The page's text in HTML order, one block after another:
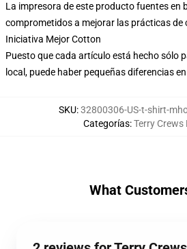
La impresora de este producto fuentes en
comprometidos a mejorar las prácticas de
Iniciativa Mejor Cotton
Puesto que cada artículo está hecho sólo
local, puede haber pequeñas diferencias
SKU:32800306-US-t-shirt-
Categorías:Terry Crews
What